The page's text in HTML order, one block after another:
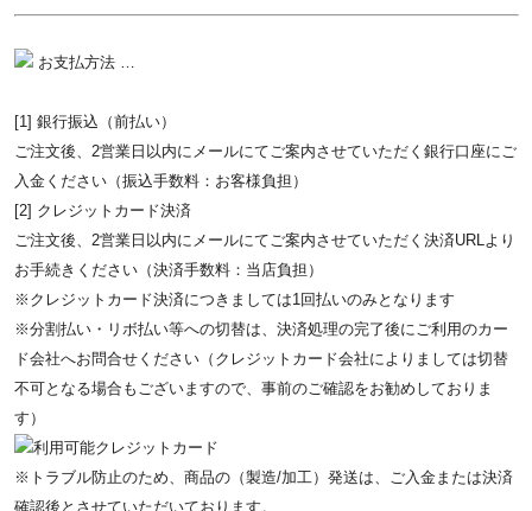
お支払方法 …
[1] 銀行振込（前払い）
ご注文後、2営業日以内にメールにてご案内させていただく銀行口座にご
入金ください（振込手数料：お客様負担）
[2] クレジットカード決済
ご注文後、2営業日以内にメールにてご案内させていただく決済URLより
お手続きください（決済手数料：当店負担）
※クレジットカード決済につきましては1回払いのみとなります
※分割払い・リボ払い等への切替は、決済処理の完了後にご利用のカー
ド会社へお問合せください（クレジットカード会社によりましては切替
不可となる場合もございますので、事前のご確認をお勧めしておりま
す）
※トラブル防止のため、商品の（製造/加工）発送は、ご入金または決済
確認後とさせていただいております。